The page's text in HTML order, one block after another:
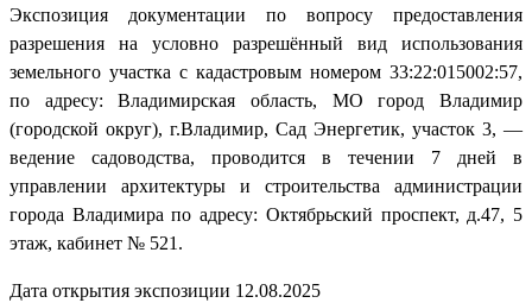
Экспозиция документации по вопросу предоставления
разрешения на условно разрешённый вид использования
земельного участка с кадастровым номером 33:22:015002:57,
по адресу: Владимирская область, МО город Владимир
(городской округ), г.Владимир, Сад Энергетик, участок 3, —
ведение садоводства, проводится в течении 7 дней в
управлении архитектуры и строительства администрации
города Владимира по адресу: Октябрьский проспект, д.47, 5
этаж, кабинет № 521.
Дата открытия экспозиции 12.08.2025